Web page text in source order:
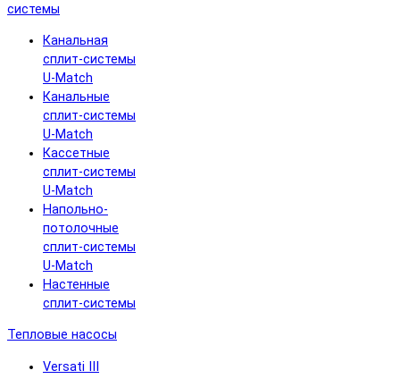
системы
Канальная
сплит-системы
U-Match
Канальные
сплит-системы
U-Match
Кассетные
сплит-системы
U-Match
Напольно-
потолочные
сплит-системы
U-Match
Настенные
сплит-системы
Тепловые насосы
Versati III